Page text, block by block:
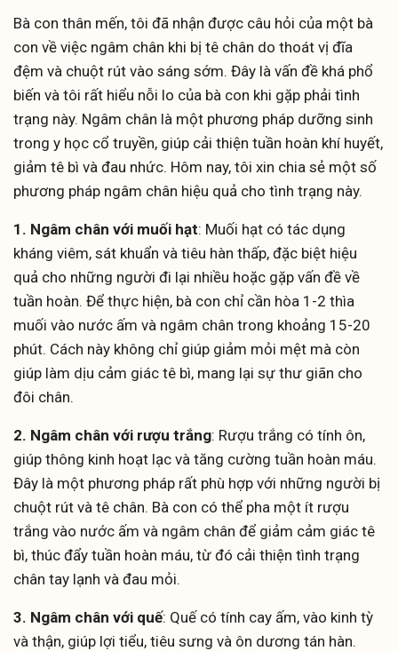
Bà con thân mến, tôi đã nhận được câu hỏi của một bà
con về việc ngâm chân khi bị tê chân do thoát vị đĩa
đệm và chuột rút vào sáng sớm. Đây là vấn đề khá phổ
biến và tôi rất hiểu nỗi lo của bà con khi gặp phải tình
trạng này. Ngâm chân là một phương pháp dưỡng sinh
trong y học cổ truyền, giúp cải thiện tuần hoàn khí huyết,
giảm tê bì và đau nhức. Hôm nay, tôi xin chia sẻ một số
phương pháp ngâm chân hiệu quả cho tình trạng này.
1. Ngâm chân với muối hạt: Muối hạt có tác dụng
kháng viêm, sát khuẩn và tiêu hàn thấp, đặc biệt hiệu
quả cho những người đi lại nhiều hoặc gặp vấn đề về
tuần hoàn. Để thực hiện, bà con chỉ cần hòa 1-2 thìa
muối vào nước ấm và ngâm chân trong khoảng 15-20
phút. Cách này không chỉ giúp giảm mỏi mệt mà còn
giúp làm dịu cảm giác tê bì, mang lại sự thư giãn cho
đôi chân.
2. Ngâm chân với rượu trắng: Rượu trắng có tính ôn,
giúp thông kinh hoạt lạc và tăng cường tuần hoàn máu.
Đây là một phương pháp rất phù hợp với những người bị
chuột rút và tê chân. Bà con có thể pha một ít rượu
trắng vào nước ấm và ngâm chân để giảm cảm giác tê
bì, thúc đẩy tuần hoàn máu, từ đó cải thiện tình trạng
chân tay lạnh và đau mỏi.
3. Ngâm chân với quế: Quế có tính cay ấm, vào kinh tỳ
và thận, giúp lợi tiểu, tiêu sưng và ôn dương tán hàn.